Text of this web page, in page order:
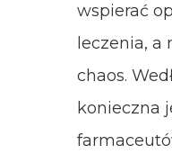
wspierać
leczenia,
chaos.
konieczna